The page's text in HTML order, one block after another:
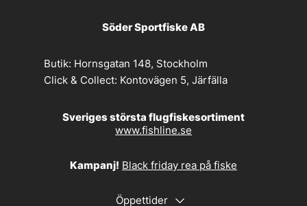
Söder Sportfiske AB
Butik: Hornsgatan 148, Stockholm
Click & Collect: Kontovägen 5, Järfälla
Sveriges största flugfiskesortiment
www.fishline.se
Kampanj! Black friday rea på fiske
Öppettider